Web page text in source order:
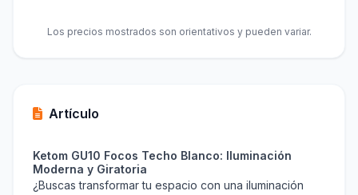
Los precios mostrados son orientativos y pueden variar.
Artículo
Ketom GU10 Focos Techo Blanco: Iluminación
Moderna y Giratoria
¿Buscas transformar tu espacio con una iluminación